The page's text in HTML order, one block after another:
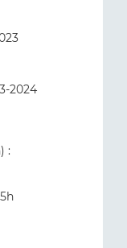
2024
: